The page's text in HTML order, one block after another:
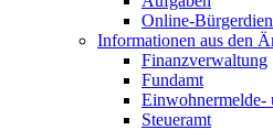
Online-
Informationen aus den
Finanzverwaltung
Fundamt
Einwohnermelde-
Steueramt